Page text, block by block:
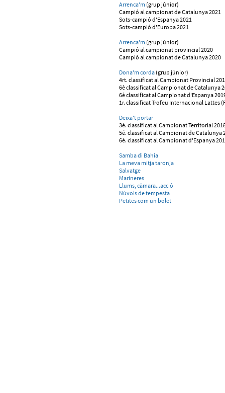
Arrenca'm (grup júnior)
Campió al campionat de Catalunya 2021
Sots-campió d'Espanya 2021
Sots-campió d'Europa 2021
Arrenca'm (grup júnior)
Campió al campionat provincial 2020
Campió al campionat de Catalunya 2020
Dona'm corda(grup júnior)
4rt. classificat al Campionat Provincial
6è classificat al Campionat de Catalunya
6è classificat al Campionat d'Espanya
1r. classificat Trofeu Internacional Lattes
Deixa't portar
3é. classificat al Campionat Territorial
5é. classificat al Campionat de Catalunya
6é. classificat al Campionat d'Espanya
Samba di Bahía
La meva mitja taronja
Salvatge
Marineres
Llums, càmara...acció
Núvols de tempesta
Petites com un bolet